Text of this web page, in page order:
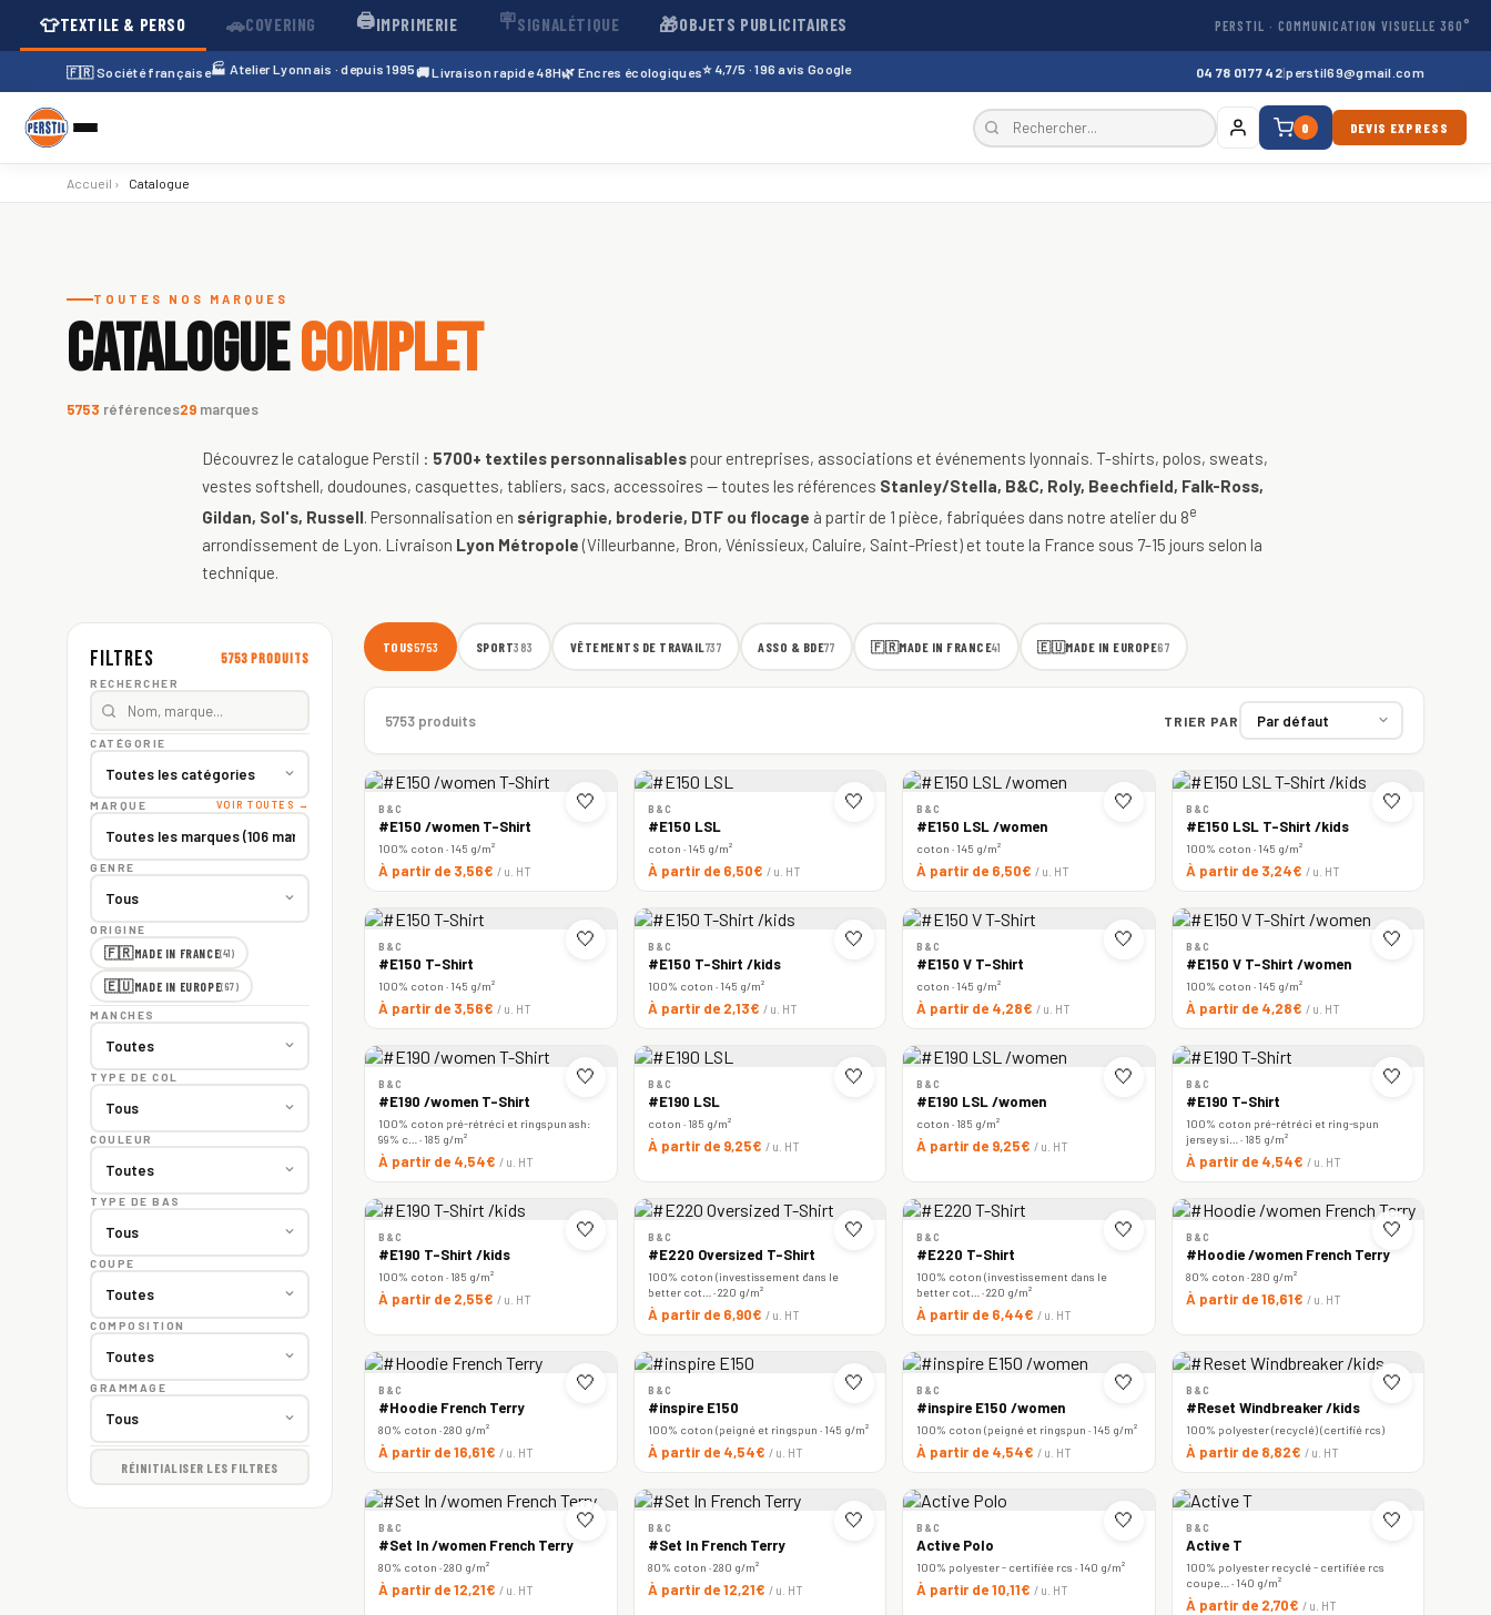
👕TEXTILE & PERSO 🚗COVERING 🖨️IMPRIMERIE 🪧SIGNALÉTIQUE 🎁OBJETS PUBLICITAIRES PERSTIL · COMMUNICATION VISUELLE 360°
🇫🇷 Société française🏭 Atelier Lyonnais · depuis 1995🚚 Livraison rapide 48H🌿 Encres écologiques⭐ 4,7/5 · 196 avis Google 04 78 01 77 42|perstil69@gmail.com
0 DEVIS EXPRESS
Accueil › Catalogue
TOUTES NOS MARQUES
CATALOGUECOMPLET
5753 références29 marques
Découvrez le catalogue Perstil : 5700+ textiles personnalisables pour entreprises, associations et événements lyonnais. T-shirts, polos, sweats,
vestes softshell, doudounes, casquettes, tabliers, sacs, accessoires — toutes les références Stanley/Stella, B&C, Roly, Beechfield, Falk-Ross,
Gildan, Sol's, Russell. Personnalisation en sérigraphie, broderie, DTF ou flocage à partir de 1 pièce, fabriquées dans notre atelier du 8e
arrondissement de Lyon. Livraison Lyon Métropole (Villeurbanne, Bron, Vénissieux, Caluire, Saint-Priest) et toute la France sous 7-15 jours selon la
technique.
Filtres 5753 produits
RECHERCHER
CATÉGORIE
MARQUE VOIR TOUTES →
GENRE
ORIGINE
🇫🇷MADE IN FRANCE(41)
🇪🇺MADE IN EUROPE(67)
MANCHES
TYPE DE COL
COULEUR
TYPE DE BAS
COUPE
COMPOSITION
GRAMMAGE
RÉINITIALISER LES FILTRES
TOUS5753 SPORT383 VÊTEMENTS DE TRAVAIL737 ASSO & BDE77 🇫🇷MADE IN FRANCE41 🇪🇺MADE IN EUROPE67
5753 produits TRIER PAR
🤍
B&C
#E150 /women T-Shirt
100% coton · 145 g/m²
À partir de 3,56€ / u. HT
🤍
B&C
#E150 LSL
coton · 145 g/m²
À partir de 6,50€ / u. HT
🤍
B&C
#E150 LSL /women
coton · 145 g/m²
À partir de 6,50€ / u. HT
🤍
B&C
#E150 LSL T-Shirt /kids
100% coton · 145 g/m²
À partir de 3,24€ / u. HT
🤍
B&C
#E150 T-Shirt
100% coton · 145 g/m²
À partir de 3,56€ / u. HT
🤍
B&C
#E150 T-Shirt /kids
100% coton · 145 g/m²
À partir de 2,13€ / u. HT
🤍
B&C
#E150 V T-Shirt
coton · 145 g/m²
À partir de 4,28€ / u. HT
🤍
B&C
#E150 V T-Shirt /women
100% coton · 145 g/m²
À partir de 4,28€ / u. HT
🤍
B&C
#E190 /women T-Shirt
100% coton pré-rétréci et ringspun ash:
99% c… · 185 g/m²
À partir de 4,54€ / u. HT
🤍
B&C
#E190 LSL
coton · 185 g/m²
À partir de 9,25€ / u. HT
🤍
B&C
#E190 LSL /women
coton · 185 g/m²
À partir de 9,25€ / u. HT
🤍
B&C
#E190 T-Shirt
100% coton pré-rétréci et ring-spun
jersey si… · 185 g/m²
À partir de 4,54€ / u. HT
🤍
B&C
#E190 T-Shirt /kids
100% coton · 185 g/m²
À partir de 2,55€ / u. HT
🤍
B&C
#E220 Oversized T-Shirt
100% coton (investissement dans le
better cot… · 220 g/m²
À partir de 6,90€ / u. HT
🤍
B&C
#E220 T-Shirt
100% coton (investissement dans le
better cot… · 220 g/m²
À partir de 6,44€ / u. HT
🤍
B&C
#Hoodie /women French Terry
80% coton · 280 g/m²
À partir de 16,61€ / u. HT
🤍
B&C
#Hoodie French Terry
80% coton · 280 g/m²
À partir de 16,61€ / u. HT
🤍
B&C
#inspire E150
100% coton (peigné et ringspun · 145 g/m²
À partir de 4,54€ / u. HT
🤍
B&C
#inspire E150 /women
100% coton (peigné et ringspun · 145 g/m²
À partir de 4,54€ / u. HT
🤍
B&C
#Reset Windbreaker /kids
100% polyester (recyclé) (certifié rcs)
À partir de 8,82€ / u. HT
🤍
B&C
#Set In /women French Terry
80% coton · 280 g/m²
À partir de 12,21€ / u. HT
🤍
B&C
#Set In French Terry
80% coton · 280 g/m²
À partir de 12,21€ / u. HT
🤍
B&C
Active Polo
100% polyester - certifiée rcs · 140 g/m²
À partir de 10,11€ / u. HT
🤍
B&C
Active T
100% polyester recyclé - certifiée rcs
coupe… · 140 g/m²
À partir de 2,70€ / u. HT